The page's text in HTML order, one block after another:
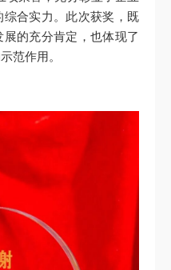
合实力。此次获奖，既
的充分肯定，也体现了
范作用。